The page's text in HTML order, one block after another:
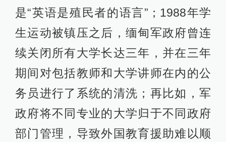
是“英语是殖民者的语言”；1988年学
生运动被镇压之后，缅甸军政府曾连
续关闭所有大学长达三年，并在三年
期间对包括教师和大学讲师在内的公
务员进行了系统的清洗；再比如，军
政府将不同专业的大学归于不同政府
部门管理，导致外国教育援助难以顺